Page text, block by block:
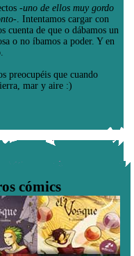
-uno de ellos muy gordo
. Intentamos cargar con
cuenta de que o dábamos un
o no íbamos a poder. Y en
preocupéis que cuando
mar y aire :)
cómics